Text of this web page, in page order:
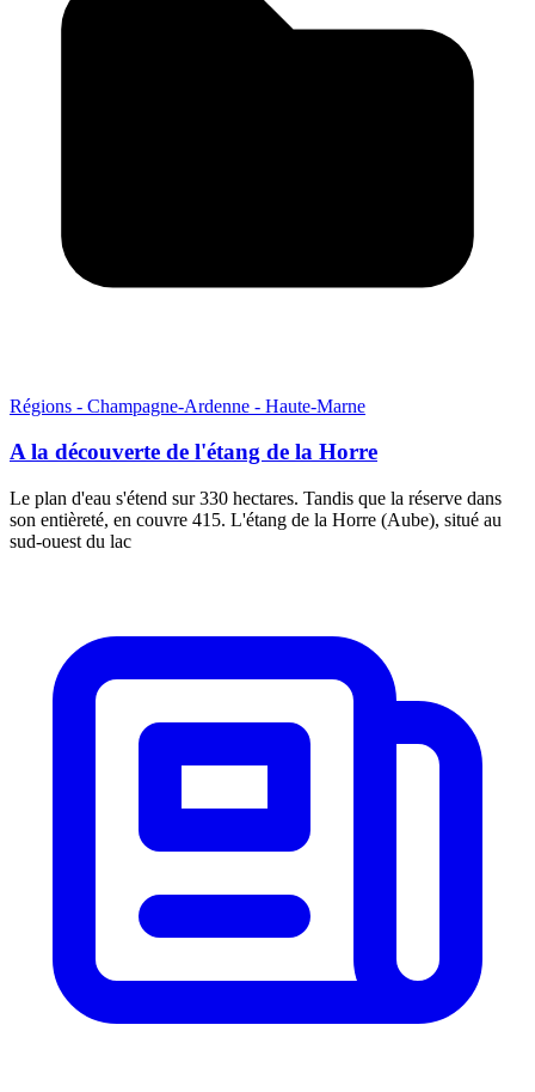
Régions - Champagne-Ardenne - Haute-Marne
A la découverte de l'étang de la Horre
Le plan d'eau s'étend sur 330 hectares. Tandis que la réserve dans
son entièreté, en couvre 415. L'étang de la Horre (Aube), situé au
sud-ouest du lac